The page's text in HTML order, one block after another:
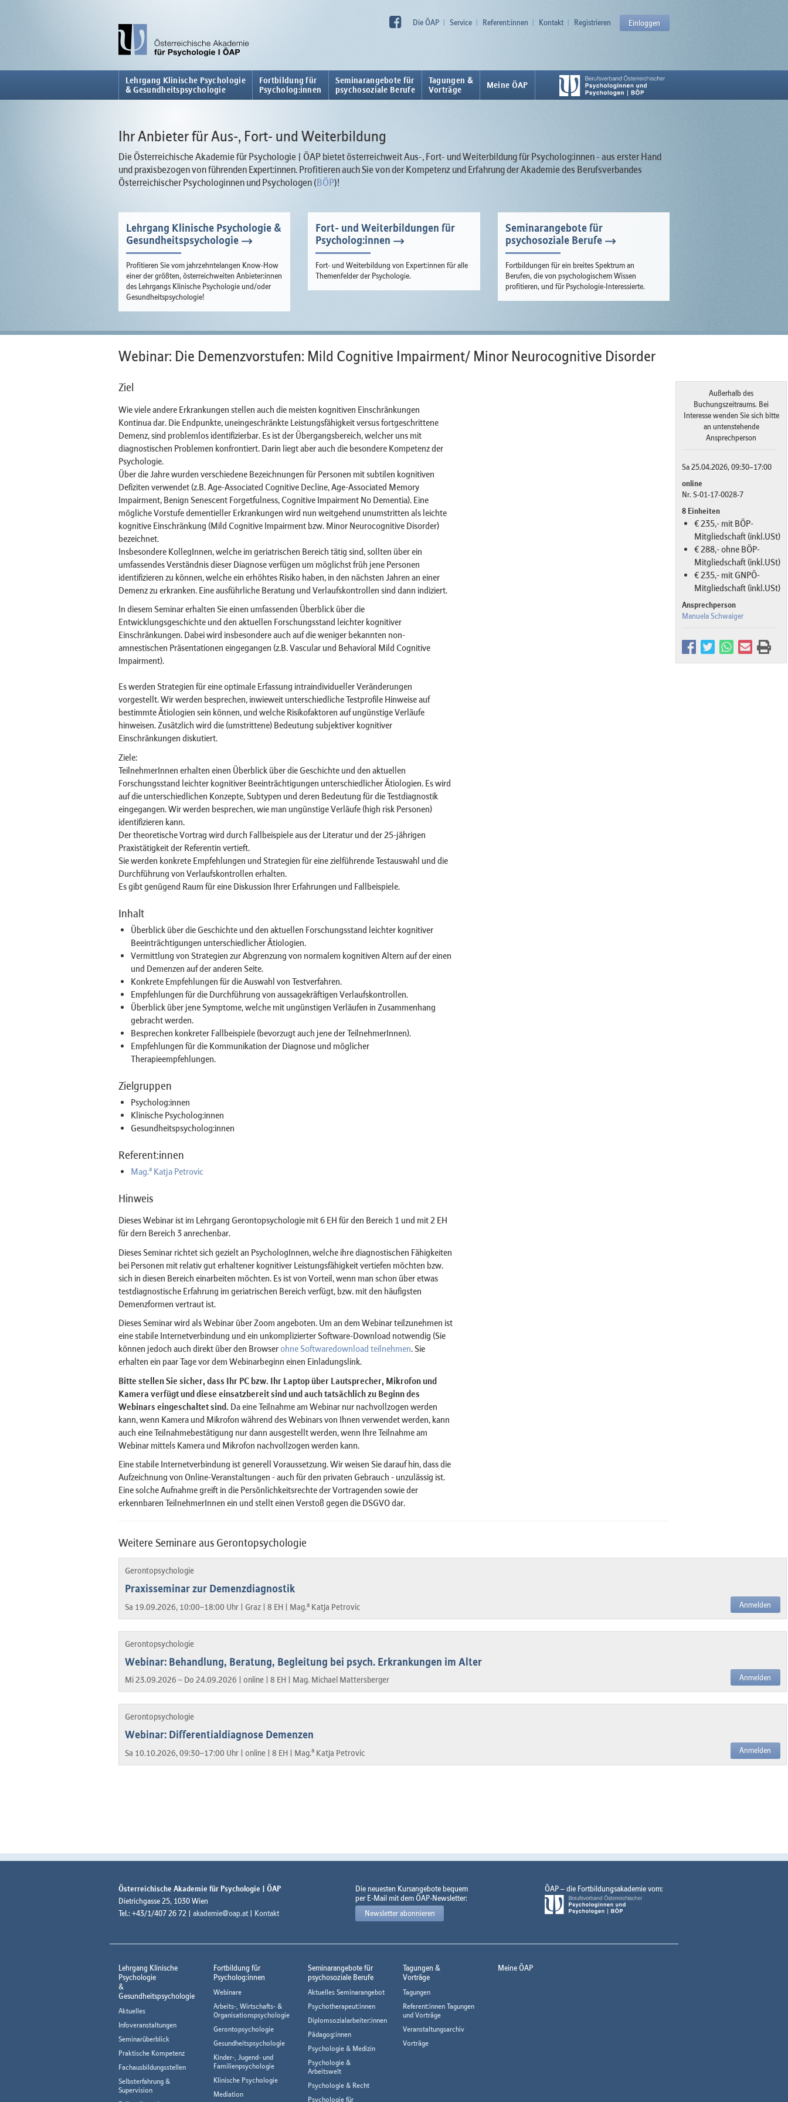
Die ÖAP Service Referent:innen Kontakt Registrieren Einloggen
Lehrgang Klinische Psychologie
& Gesundheitspsychologie
Fortbildung für
Psycholog:innen
Seminarangebote für
psychosoziale Berufe
Tagungen &
Vorträge
Meine ÖAP
Ihr Anbieter für Aus-, Fort- und Weiterbildung
Die Österreichische Akademie für Psychologie | ÖAP bietet österreichweit Aus-, Fort- und Weiterbildung für Psycholog:innen - aus erster Hand
und praxisbezogen von führenden Expert:innen. Profitieren auch Sie von der Kompetenz und Erfahrung der Akademie des Berufsverbandes
Österreichischer Psychologinnen und Psychologen (BÖP)!
Lehrgang Klinische Psychologie &
Gesundheitspsychologie
Profitieren Sie vom jahrzehntelangen Know-How
einer der größten, österreichweiten Anbieter:innen
des Lehrgangs Klinische Psychologie und/oder
Gesundheitspsychologie!
Fort- und Weiterbildungen für
Psycholog:innen
Fort- und Weiterbildung von Expert:innen für alle
Themenfelder der Psychologie.
Seminarangebote für
psychosoziale Berufe
Fortbildungen für ein breites Spektrum an
Berufen, die von psychologischem Wissen
profitieren, und für Psychologie-Interessierte.
Webinar: Die Demenzvorstufen: Mild Cognitive Impairment/ Minor Neurocognitive Disorder
Außerhalb des
Buchungszeitraums. Bei
Interesse wenden Sie sich bitte
an untenstehende
Ansprechperson
Sa 25.04.2026, 09:30–17:00
online
Nr. S-01-17-0028-7
8 Einheiten
€ 235,- mit BÖP-
Mitgliedschaft (inkl.USt)
€ 288,- ohne BÖP-
Mitgliedschaft (inkl.USt)
€ 235,- mit GNPÖ-
Mitgliedschaft (inkl.USt)
Ansprechperson
Manuela Schwaiger
Ziel
Wie viele andere Erkrankungen stellen auch die meisten kognitiven Einschränkungen
Kontinua dar. Die Endpunkte, uneingeschränkte Leistungsfähigkeit versus fortgeschrittene
Demenz, sind problemlos identifizierbar. Es ist der Übergangsbereich, welcher uns mit
diagnostischen Problemen konfrontiert. Darin liegt aber auch die besondere Kompetenz der
Psychologie.
Über die Jahre wurden verschiedene Bezeichnungen für Personen mit subtilen kognitiven
Defiziten verwendet (z.B. Age-Associated Cognitive Decline, Age-Associated Memory
Impairment, Benign Senescent Forgetfulness, Cognitive Impairment No Dementia). Eine
mögliche Vorstufe dementieller Erkrankungen wird nun weitgehend unumstritten als leichte
kognitive Einschränkung (Mild Cognitive Impairment bzw. Minor Neurocognitive Disorder)
bezeichnet.
Insbesondere KollegInnen, welche im geriatrischen Bereich tätig sind, sollten über ein
umfassendes Verständnis dieser Diagnose verfügen um möglichst früh jene Personen
identifizieren zu können, welche ein erhöhtes Risiko haben, in den nächsten Jahren an einer
Demenz zu erkranken. Eine ausführliche Beratung und Verlaufskontrollen sind dann indiziert.
In diesem Seminar erhalten Sie einen umfassenden Überblick über die
Entwicklungsgeschichte und den aktuellen Forschungsstand leichter kognitiver
Einschränkungen. Dabei wird insbesondere auch auf die weniger bekannten non-
amnestischen Präsentationen eingegangen (z.B. Vascular und Behavioral Mild Cognitive
Impairment).
Es werden Strategien für eine optimale Erfassung intraindividueller Veränderungen
vorgestellt. Wir werden besprechen, inwieweit unterschiedliche Testprofile Hinweise auf
bestimmte Ätiologien sein können, und welche Risikofaktoren auf ungünstige Verläufe
hinweisen. Zusätzlich wird die (umstrittene) Bedeutung subjektiver kognitiver
Einschränkungen diskutiert.
Ziele:
TeilnehmerInnen erhalten einen Überblick über die Geschichte und den aktuellen
Forschungsstand leichter kognitiver Beeinträchtigungen unterschiedlicher Ätiologien. Es wird
auf die unterschiedlichen Konzepte, Subtypen und deren Bedeutung für die Testdiagnostik
eingegangen. Wir werden besprechen, wie man ungünstige Verläufe (high risk Personen)
identifizieren kann.
Der theoretische Vortrag wird durch Fallbeispiele aus der Literatur und der 25-jährigen
Praxistätigkeit der Referentin vertieft.
Sie werden konkrete Empfehlungen und Strategien für eine zielführende Testauswahl und die
Durchführung von Verlaufskontrollen erhalten.
Es gibt genügend Raum für eine Diskussion Ihrer Erfahrungen und Fallbeispiele.
Inhalt
Überblick über die Geschichte und den aktuellen Forschungsstand leichter kognitiver
Beeinträchtigungen unterschiedlicher Ätiologien.
Vermittlung von Strategien zur Abgrenzung von normalem kognitiven Altern auf der einen
und Demenzen auf der anderen Seite.
Konkrete Empfehlungen für die Auswahl von Testverfahren.
Empfehlungen für die Durchführung von aussagekräftigen Verlaufskontrollen.
Überblick über jene Symptome, welche mit ungünstigen Verläufen in Zusammenhang
gebracht werden.
Besprechen konkreter Fallbeispiele (bevorzugt auch jene der TeilnehmerInnen).
Empfehlungen für die Kommunikation der Diagnose und möglicher
Therapieempfehlungen.
Zielgruppen
Psycholog:innen
Klinische Psycholog:innen
Gesundheitspsycholog:innen
Referent:innen
Mag. a Katja Petrovic
Hinweis
Dieses Webinar ist im Lehrgang Gerontopsychologie mit 6 EH für den Bereich 1 und mit 2 EH
für dern Bereich 3 anrechenbar.
Dieses Seminar richtet sich gezielt an PsychologInnen, welche ihre diagnostischen Fähigkeiten
bei Personen mit relativ gut erhaltener kognitiver Leistungsfähigkeit vertiefen möchten bzw.
sich in diesen Bereich einarbeiten möchten. Es ist von Vorteil, wenn man schon über etwas
testdiagnostische Erfahrung im geriatrischen Bereich verfügt, bzw. mit den häufigsten
Demenzformen vertraut ist.
Dieses Seminar wird als Webinar über Zoom angeboten. Um an dem Webinar teilzunehmen ist
eine stabile Internetverbindung und ein unkomplizierter Software-Download notwendig (Sie
können jedoch auch direkt über den Browserohne Softwaredownload teilnehmen. Sie
erhalten ein paar Tage vor dem Webinarbeginn einen Einladungslink.
Bitte stellen Sie sicher, dass Ihr PC bzw. Ihr Laptop über Lautsprecher, Mikrofon und
Kamera verfügt und diese einsatzbereit sind und auch tatsächlich zu Beginn des
Webinars eingeschaltet sind. Da eine Teilnahme am Webinar nur nachvollzogen werden
kann, wenn Kamera und Mikrofon während des Webinars von Ihnen verwendet werden, kann
auch eine Teilnahmebestätigung nur dann ausgestellt werden, wenn Ihre Teilnahme am
Webinar mittels Kamera und Mikrofon nachvollzogen werden kann.
Eine stabile Internetverbindung ist generell Voraussetzung. Wir weisen Sie darauf hin, dass die
Aufzeichnung von Online-Veranstaltungen - auch für den privaten Gebrauch - unzulässig ist.
Eine solche Aufnahme greift in die Persönlichkeitsrechte der Vortragenden sowie der
erkennbaren TeilnehmerInnen ein und stellt einen Verstoß gegen die DSGVO dar.
Weitere Seminare aus Gerontopsychologie
Gerontopsychologie
Praxisseminar zur Demenzdiagnostik
Sa 19.09.2026, 10:00–18:00 Uhr | Graz | 8 EH | Mag.a Katja Petrovic Anmelden
Gerontopsychologie
Webinar: Behandlung, Beratung, Begleitung bei psych. Erkrankungen im Alter
Mi 23.09.2026 – Do 24.09.2026 | online | 8 EH | Mag. Michael Mattersberger Anmelden
Gerontopsychologie
Webinar: Differentialdiagnose Demenzen
Sa 10.10.2026, 09:30–17:00 Uhr | online | 8 EH | Mag.a Katja Petrovic Anmelden
Österreichische Akademie für Psychologie | ÖAP
Dietrichgasse 25, 1030 Wien
Tel.: +43/1/407 26 72 | akademie@oap.at | Kontakt
Die neuesten Kursangebote bequem
per E-Mail mit dem ÖAP-Newsletter:
Newsletter abonnieren
ÖAP – die Fortbildungsakademie vom:
Lehrgang Klinische
Psychologie
&
Gesundheitspsychologie
Aktuelles
Infoveranstaltungen
Seminarüberblick
Praktische Kompetenz
Fachausbildungsstellen
Selbsterfahrung &
Supervision
Fortbildung für
Psycholog:innen
Webinare
Arbeits-, Wirtschafts- &
Organisationspsychologie
Gerontopsychologie
Gesundheitspsychologie
Kinder-, Jugend- und
Familienpsychologie
Klinische Psychologie
Mediation
Seminarangebote für
psychosoziale Berufe
Aktuelles Seminarangebot
Psychotherapeut:innen
Diplomsozialarbeiter:innen
Pädagog:innen
Psychologie & Medizin
Psychologie &
Arbeitswelt
Psychologie & Recht
Psychologie für
Tagungen &
Vorträge
Tagungen
Referent:innen Tagungen
und Vorträge
Veranstaltungsarchiv
Vorträge
Meine ÖAP